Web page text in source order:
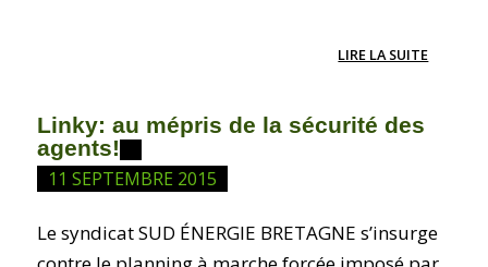
LIRE LA SUITE
Linky: au mépris de la sécurité des
agents!
11 SEPTEMBRE 2015
Le syndicat SUD ÉNERGIE BRETAGNE s’insurge